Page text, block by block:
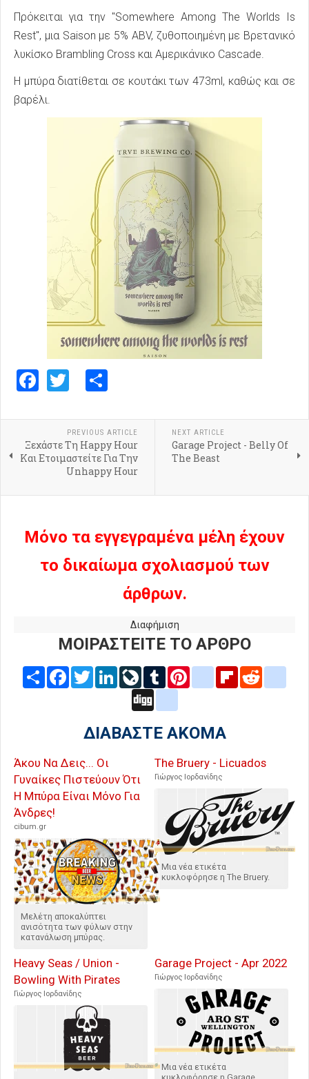
Πρόκειται για την "Somewhere Among The Worlds Is
Rest", μια Saison με 5% ABV, ζυθοποιημένη με Βρετανικό
λυκίσκο Brambling Cross και Αμερικάνικο Cascade.
Η μπύρα διατίθεται σε κουτάκι των 473ml, καθώς και σε
βαρέλι.
Facebook
Twitter
PREVIOUS ARTICLE
Ξεχάστε Τη Happy Hour
Και Ετοιμαστείτε Για Την
Unhappy Hour
NEXT ARTICLE
Garage Project - Belly Of
The Beast
Μόνο τα εγγεγραμένα μέλη έχουν
το δικαίωμα σχολιασμού των
άρθρων.
Διαφήμιση
ΜΟΙΡΑΣΤΕΙΤΕ ΤΟ ΑΡΘΡΟ
Share FacebookTwitterLinkedInLiveJournal
Tumblr Pinterestblogger_post
Flipboard
ΔΙΑΒΑΣΤΕ ΑΚΟΜΑ
Άκου Να Δεις... Οι
Γυναίκες Πιστεύουν Ότι
Η Μπύρα Είναι Μόνο Για
Άνδρες!
cibum.gr
Μελέτη αποκαλύπτει
ανισότητα των φύλων στην
κατανάλωση μπύρας.
The Bruery - Licuados
Γιώργος Ιορδανίδης
Μια νέα ετικέτα
κυκλοφόρησε η The Bruery.
Heavy Seas / Union -
Bowling With Pirates
Γιώργος Ιορδανίδης
Garage Project - Apr 2022
Γιώργος Ιορδανίδης
Μια νέα ετικέτα